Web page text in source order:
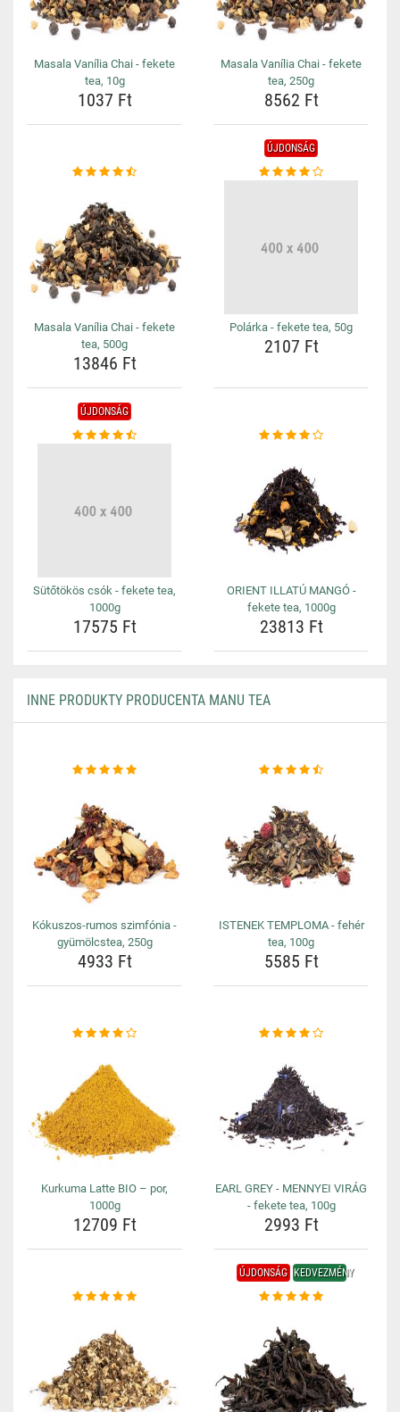
Masala Vanília Chai - fekete
tea, 10g
1037 Ft
Masala Vanília Chai - fekete
tea, 250g
8562 Ft
Masala Vanília Chai - fekete
tea, 500g
13846 Ft
ÚJDONSÁG
Polárka - fekete tea, 50g
2107 Ft
ÚJDONSÁG
Sütőtökös csók - fekete tea,
1000g
17575 Ft
ORIENT ILLATÚ MANGÓ -
fekete tea, 1000g
23813 Ft
INNE PRODUKTY PRODUCENTA MANU TEA
Kókuszos-rumos szimfónia -
gyümölcstea, 250g
4933 Ft
ISTENEK TEMPLOMA - fehér
tea, 100g
5585 Ft
Kurkuma Latte BIO – por,
1000g
12709 Ft
EARL GREY - MENNYEI VIRÁG
- fekete tea, 100g
2993 Ft
ÚJDONSÁG KEDVEZMÉNY